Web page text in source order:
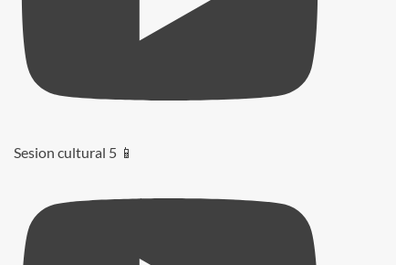
Sesion cultural 5 📱